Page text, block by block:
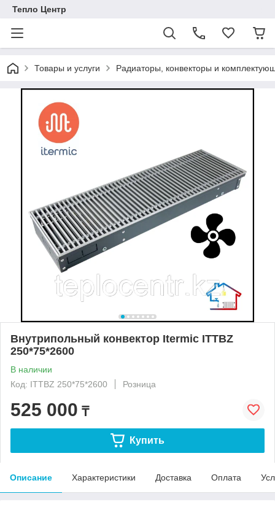
Тепло Центр
Товары и услуги Радиаторы, конвекторы и
Внутрипольный конвектор Itermic ITTBZ
250*75*2600
В наличии
Код: ITTBZ 250*75*2600
Розница
525 000 ₸
Купить
Описание Характеристики Доставка Оплата